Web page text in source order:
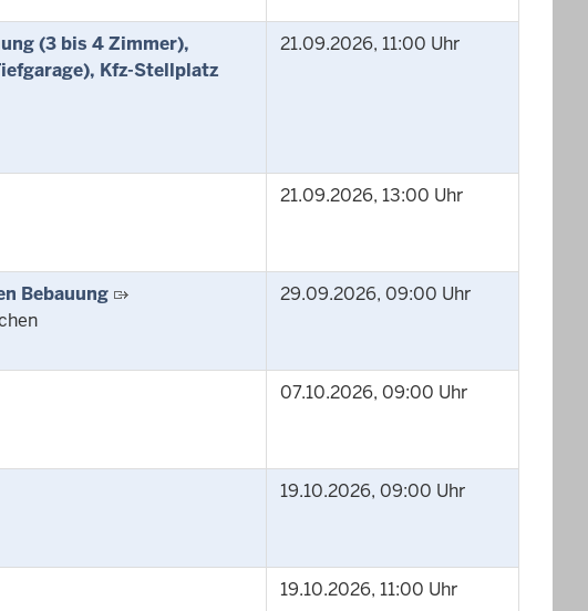
(3 bis 4 Zimmer),
Kfz-Stellplatz
21.09.2026, 11:00 Uhr
21.09.2026, 13:00 Uhr
Bebauung
29.09.2026, 09:00 Uhr
07.10.2026, 09:00 Uhr
19.10.2026, 09:00 Uhr
19.10.2026, 11:00 Uhr